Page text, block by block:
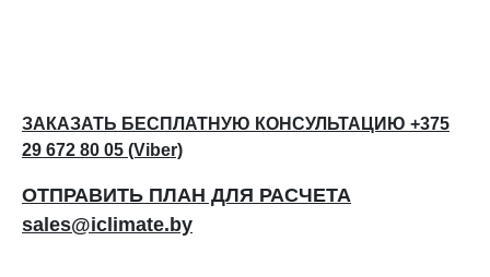
ЗАКАЗАТЬ БЕСПЛАТНУЮ КОНСУЛЬТАЦИЮ +375
29 672 80 05 (Viber)
ОТПРАВИТЬ ПЛАН ДЛЯ РАСЧЕТА
sales@iclimate.by